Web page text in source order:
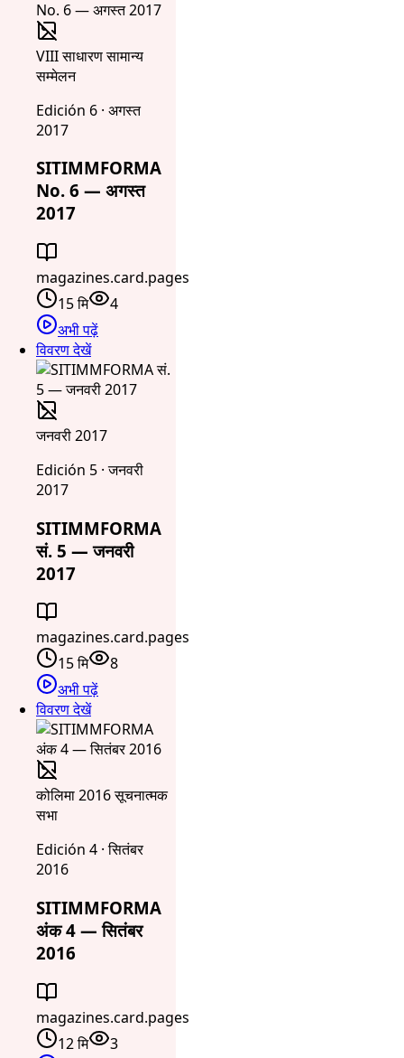
VIII साधारण सामान्य
सम्मेलन
Edición 6 · अगस्त
2017
SITIMMFORMA
No. 6 — अगस्त
2017
magazines.card.pages
15 मि
4
अभी पढ़ें
विवरण देखें
जनवरी 2017
Edición 5 · जनवरी
2017
SITIMMFORMA
सं. 5 — जनवरी
2017
magazines.card.pages
15 मि
8
अभी पढ़ें
विवरण देखें
कोलिमा 2016 सूचनात्मक
सभा
Edición 4 · सितंबर
2016
SITIMMFORMA
अंक 4 — सितंबर
2016
magazines.card.pages
12 मि
3